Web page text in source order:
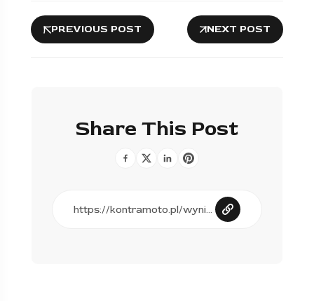
PREVIOUS POST NEXT POST
Share This Post